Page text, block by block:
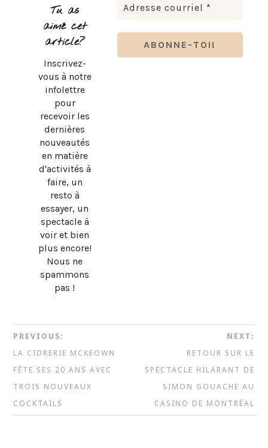
Tu as
aimé cet
article?
Inscrivez-
vous à notre
infolettre
pour
recevoir les
dernières
nouveautés
en matière
d'activités à
faire, un
resto à
essayer, un
spectacle à
voir et bien
plus encore!
Nous ne
spammons
pas !
PREVIOUS:
LA CIDRERIE MCKEOWN
FÊTE SES 20 ANS AVEC
TROIS NOUVEAUX
COCKTAILS
NEXT:
RETOUR SUR LE
SPECTACLE HILARANT DE
SIMON GOUACHE AU
CASINO DE MONTRÉAL